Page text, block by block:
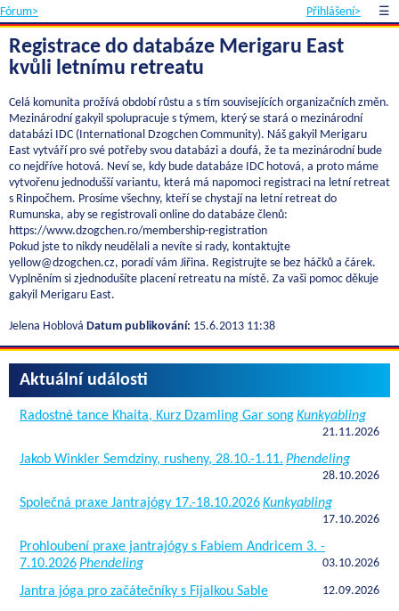
Fórum> Přihlášení> ☰
Registrace do databáze Merigaru East
kvůli letnímu retreatu
Celá komunita prožívá období růstu a s tím souvisejících organizačních změn.
Mezinárodní gakyil spolupracuje s týmem, který se stará o mezinárodní
databázi IDC (International Dzogchen Community). Náš gakyil Merigaru
East vytváří pro své potřeby svou databázi a doufá, že ta mezinárodní bude
co nejdříve hotová. Neví se, kdy bude databáze IDC hotová, a proto máme
vytvořenu jednodušší variantu, která má napomoci registraci na letní retreat
s Rinpočhem. Prosíme všechny, kteří se chystají na letní retreat do
Rumunska, aby se registrovali online do databáze členů:
https://www.dzogchen.ro/membership-registration
Pokud jste to nikdy neudělali a nevíte si rady, kontaktujte
yellow@dzogchen.cz, poradí vám Jiřina. Registrujte se bez háčků a čárek.
Vyplněním si zjednodušíte placení retreatu na místě. Za vaši pomoc děkuje
gakyil Merigaru East.
Jelena Hoblová Datum publikování: 15.6.2013 11:38
Aktuální události
Radostné tance Khaita, Kurz Dzamling Gar songKunkyabling
21.11.2026
Jakob Winkler Semdziny, rusheny, 28.10.-1.11. Phendeling
28.10.2026
Společná praxe Jantrajógy 17.-18.10.2026Kunkyabling
17.10.2026
Prohloubení praxe jantrajógy s Fabiem Andricem 3. -
7.10.2026Phendeling 03.10.2026
Jantra jóga pro začátečníky s Fijalkou Sable 12.09.2026